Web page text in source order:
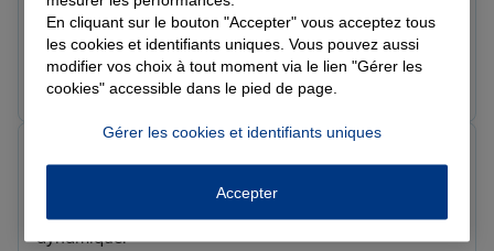
gagné en dynamisme. Équipe réactive, bons conseils et
suivi sérieux des dossiers. Je recommande vivement!
Prendre un RDV Voir l'agence
Note de 5 sur 5
Le 14/05/2026 - Agence FACTURE BIGANOS
Un suivi irréprochable, une équipe réactive et
dynamique.
En cliquant sur le bouton "Accepter" vous acceptez tous
les cookies et identifiants uniques. Vous pouvez aussi
modifier vos choix à tout moment via le lien "Gérer les
cookies" accessible dans le pied de page.
Gérer les cookies et identifiants uniques
Accepter